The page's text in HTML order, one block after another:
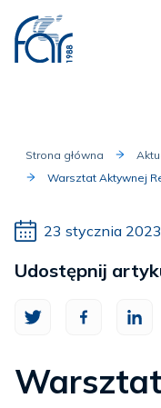
Strona główna
Warsztat Aktywnej
23 stycznia 2023
Udostępnij